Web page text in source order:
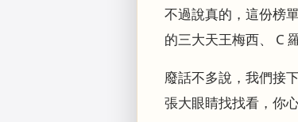
不過說真的，這份榜
的三大天王梅西、 C
廢話不多說，我們接
張大眼睛找找看，你